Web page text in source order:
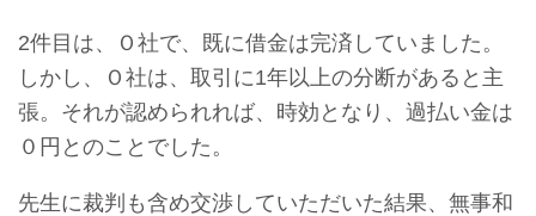
2件目は、Ｏ社で、既に借金は完済していました。
しかし、Ｏ社は、取引に1年以上の分断があると主
張。それが認められれば、時効となり、過払い金は
０円とのことでした。
先生に裁判も含め交渉していただいた結果、無事和